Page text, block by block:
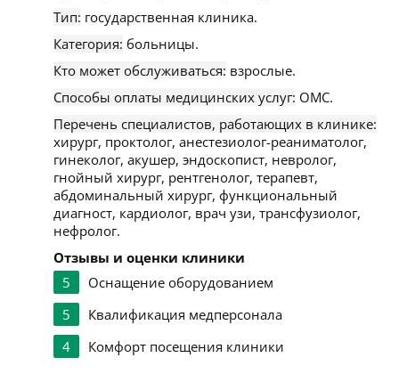
Тип: государственная клиника.
Категория: больницы.
Кто может обслуживаться: взрослые.
Способы оплаты медицинских услуг: ОМС.
Перечень специалистов, работающих в клинике:
хирург, проктолог, анестезиолог-реаниматолог,
гинеколог, акушер, эндоскопист, невролог,
гнойный хирург, рентгенолог, терапевт,
абдоминальный хирург, функциональный
диагност, кардиолог, врач узи, трансфузиолог,
нефролог.
Отзывы и оценки клиники
5
Оснащение оборудованием
5
Квалификация медперсонала
4
Комфорт посещения клиники